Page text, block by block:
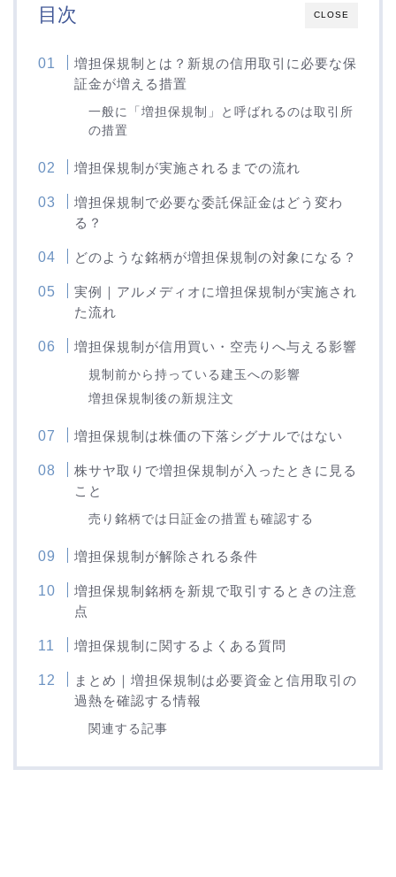
CLOSE
目次
増担保規制とは？新規の信用取引に必要な保
証金が増える措置
一般に「増担保規制」と呼ばれるのは取引所
の措置
増担保規制が実施されるまでの流れ
増担保規制で必要な委託保証金はどう変わ
る？
どのような銘柄が増担保規制の対象になる？
実例｜アルメディオに増担保規制が実施され
た流れ
増担保規制が信用買い・空売りへ与える影響
規制前から持っている建玉への影響
増担保規制後の新規注文
増担保規制は株価の下落シグナルではない
株サヤ取りで増担保規制が入ったときに見る
こと
売り銘柄では日証金の措置も確認する
増担保規制が解除される条件
増担保規制銘柄を新規で取引するときの注意
点
増担保規制に関するよくある質問
まとめ｜増担保規制は必要資金と信用取引の
過熱を確認する情報
関連する記事